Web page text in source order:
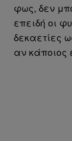
φως, δεν
επειδή οι
δεκαετίες
αν κάποιος